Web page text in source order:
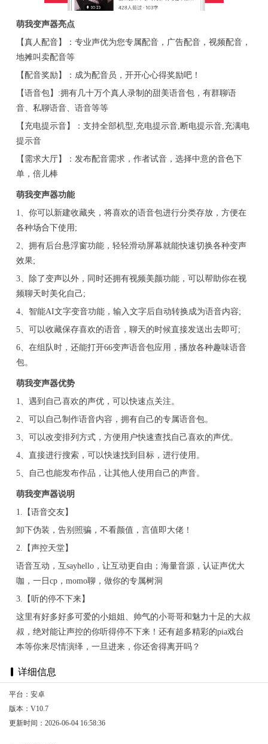
萌我变声器亮点
【真人配音】：专业声优为您专属配音，广告配音，视频配音，
地摊叫卖配音等
【配音奖励】：成为配音员，开开心心得奖励吧！
【语音包】:拥有几十万个真人录制的甜美语音包，有群聊语
音、私聊语音、语音等等
【充电提示音】：支持全部机型,充电提示音,断电提示音,充满电
提示音
【需求大厅】：发布配音需求，作者试音，选择中意的音色下
单，倍儿棒
萌我变声器功能
1、你可以新建收藏夹，将喜欢的语音包进行分类存放，方便在
各种场合下使用;
2、拥有后台悬浮窗功能，轻轻滑动屏幕就能快速切换各种变声
效果;
3、除了变声以外，同时还拥有视频美颜功能，可以帮助你在视
频聊天时美化自己;
4、智能AI文字变音功能，输入文字后自动转换成为语音内容;
5、可以收藏保存喜欢的语音，聊天的时候直接发送出去即可;
6、在组队时，还能打开66变声语音包应用，播放各种趣味语音
包。
萌我变声器优势
1、遇到自己喜欢的声优，可以快速点关注。
2、可以自己制作语音内容，拥有自己的专属语音包。
3、可以改变排列方式，方便用户快速查找自己喜欢的声优。
4、直接进行搜索，可以快速找到目标，进行使用。
5、自己也能发布作品，让其他人使用自己的声音。
萌我变声器说明
1.【语音交友】
卸下伪装，告别照骗，不看颜值，言值即大佬！
2.【声控天堂】
语音互动，互sayhello，让互动更自由；海量音源，认证声优大
咖，一日cp，momo聊，做你的专属树洞
3.【听的停不下来】
这里有好多好多可爱的小姐姐、帅气的小哥哥和魅力十足的大叔
叔，绝对能让声控的你听得停不下来！还有超多精彩的pia戏台
本等你来尽情演绎，一旦进来，你还舍得离开吗？
详细信息
平台：安卓
版本：V10.7
更新时间：2026-06-04 16:58:36